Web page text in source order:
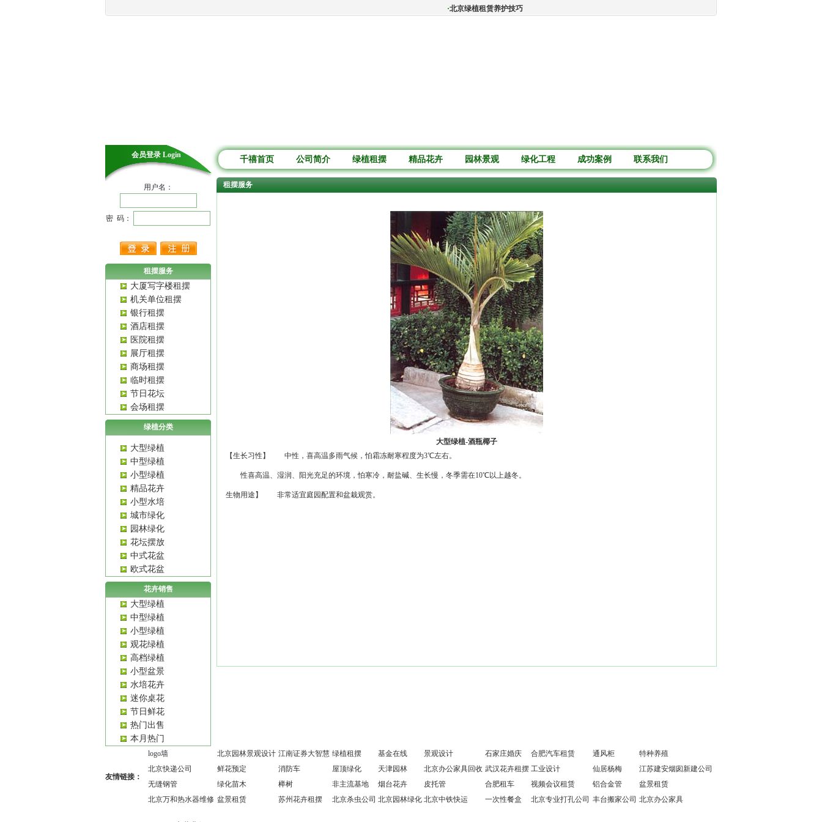
北京绿植租赁养护技巧：蕨类植物夏季如何养护?
会员登录 Login
用户名：
密 码：
租摆服务
大厦写字楼租摆
机关单位租摆
银行租摆
酒店租摆
医院租摆
展厅租摆
商场租摆
临时租摆
节日花坛
会场租摆
绿植分类
大型绿植
中型绿植
小型绿植
精品花卉
小型水培
城市绿化
园林绿化
花坛摆放
中式花盆
欧式花盆
花卉销售
大型绿植
中型绿植
小型绿植
观花绿植
高档绿植
小型盆景
水培花卉
迷你桌花
节日鲜花
热门出售
本月热门
千禧首页 公司简介 绿植租摆 精品花卉 园林景观 绿化工程 成功案例 联系我们
租摆服务
大型绿植-酒瓶椰子
【生长习性】 中性，喜高温多雨气候，怕霜冻耐寒程度为3℃左右。
性喜高温、湿润、阳光充足的环境，怕寒冷，耐盐碱、生长慢，冬季需在10℃以上越冬。
生物用途】 非常适宜庭园配置和盆栽观赏。
友情链接：
logo墙 北京园林景观设计 江南证券大智慧 绿植租摆 基金在线 景观设计 石家庄婚庆 合肥汽车租赁 通风柜
特种养殖
北京快递公司
鲜花预定 消防车 屋顶绿化 天津园林 北京办公家具回收 武汉花卉租摆 工业设计 仙居杨梅
江苏建安烟囱新建公司
无缝钢管
绿化苗木 榉树 非主流基地 烟台花卉 皮托管 合肥租车 视频会议租赁 铝合金管
盆景租赁
北京万和热水器维修 盆景租赁 苏州花卉租摆 北京杀虫公司 北京园林绿化 北京中铁快运 一次性餐盒 北京专业打孔公司 丰台搬家公司 北京办公家具